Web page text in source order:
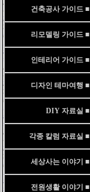
건축공사 가이드 ■
리모델링 가이드 ■
인테리어 가이드 ■
디자인 테마여행 ■
DIY 자료실 ■
각종 칼럼 자료실 ■
세상사는 이야기 ■
전원생활 이야기 ■